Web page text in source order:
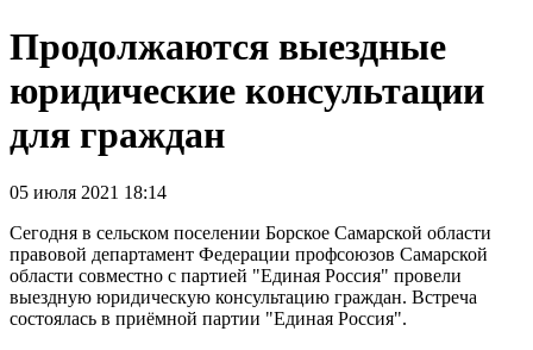
Продолжаются выездные
юридические консультации
для граждан
05 июля 2021 18:14
Сегодня в сельском поселении Борское Самарской области
правовой департамент Федерации профсоюзов Самарской
области совместно с партией "Единая Россия" провели
выездную юридическую консультацию граждан. Встреча
состоялась в приёмной партии "Единая Россия".